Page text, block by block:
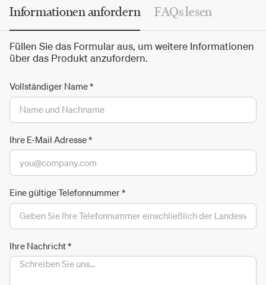
Informationen anfordern FAQs lesen
Füllen Sie das Formular aus, um weitere Informationen
über das Produkt anzufordern.
Vollständiger Name*
Ihre E-Mail Adresse*
Eine gültige Telefonnummer*
Ihre Nachricht*